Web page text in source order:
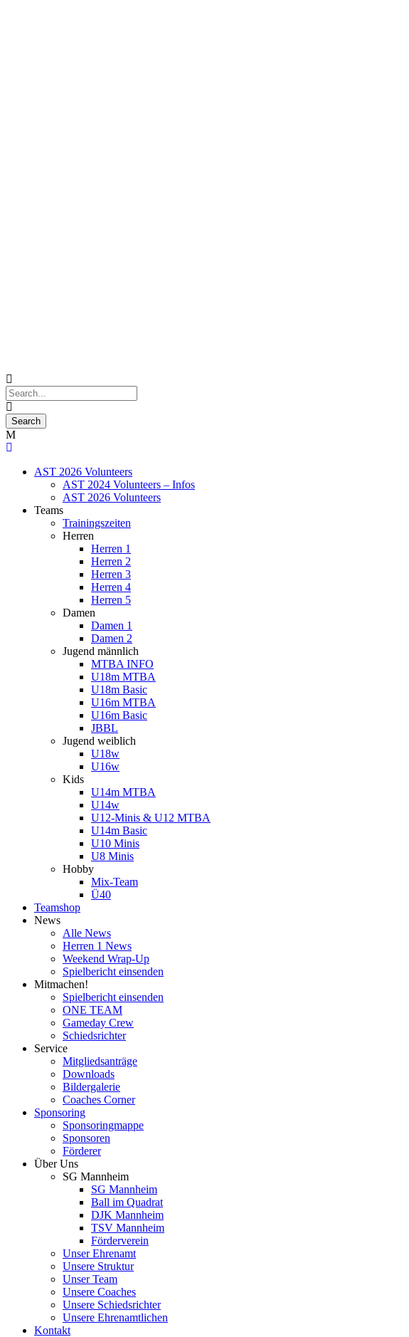
AST 2026 Volunteers
AST 2024 Volunteers – Infos
AST 2026 Volunteers
Teams
Trainingszeiten
Herren
Herren 1
Herren 2
Herren 3
Herren 4
Herren 5
Damen
Damen 1
Damen 2
Jugend männlich
MTBA INFO
U18m MTBA
U18m Basic
U16m MTBA
U16m Basic
JBBL
Jugend weiblich
U18w
U16w
Kids
U14m MTBA
U14w
U12-Minis & U12 MTBA
U14m Basic
U10 Minis
U8 Minis
Hobby
Mix-Team
Ü40
Teamshop
News
Alle News
Herren 1 News
Weekend Wrap-Up
Spielbericht einsenden
Mitmachen!
Spielbericht einsenden
ONE TEAM
Gameday Crew
Schiedsrichter
Service
Mitgliedsanträge
Downloads
Bildergalerie
Coaches Corner
Sponsoring
Sponsoringmappe
Sponsoren
Förderer
Über Uns
SG Mannheim
SG Mannheim
Ball im Quadrat
DJK Mannheim
TSV Mannheim
Förderverein
Unser Ehrenamt
Unsere Struktur
Unser Team
Unsere Coaches
Unsere Schiedsrichter
Unsere Ehrenamtlichen
Kontakt